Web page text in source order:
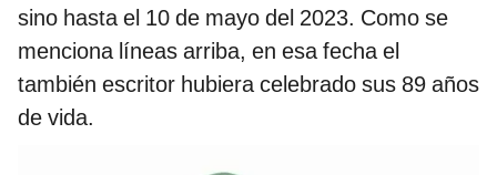
sino hasta el 10 de mayo del 2023. Como se
menciona líneas arriba, en esa fecha el
también escritor hubiera celebrado sus 89 años
de vida.